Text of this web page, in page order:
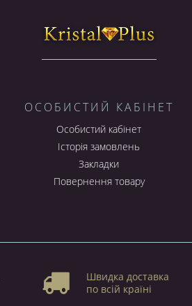
ОСОБИСТИЙ КАБІНЕТ
Особистий кабінет
Історія замовлень
Закладки
Повернення товару
Швидка доставка
по всій країні